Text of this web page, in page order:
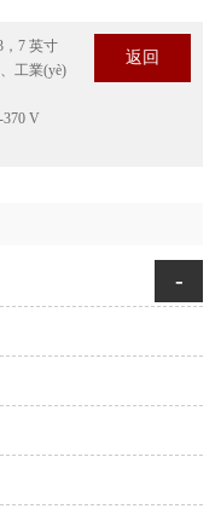
，7 英寸
工業(yè)
370 V
返回
-